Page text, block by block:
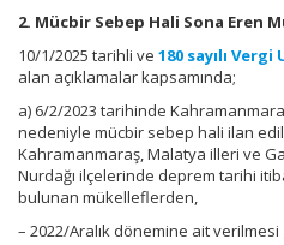
2. Mücbir Sebep Hali Sona Eren
10/1/2025 tarihli ve 180 sayılı
alan açıklamalar kapsamında;
a) 6/2/2023 tarihinde
nedeniyle mücbir sebep hali ilan
Kahramanmaraş, Malatya illeri ve
Nurdağı ilçelerinde deprem tarihi
bulunan mükelleflerden,
– 2022/Aralık dönemine ait